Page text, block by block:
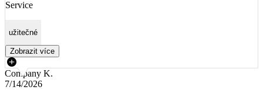
Service
užitečné
Zobrazit více
Company K.
7/14/2026